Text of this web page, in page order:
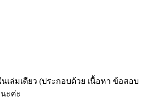
เล่มเดียว (ประกอบด้วย เนื้อหา ข้อสอบ
ะค่ะ